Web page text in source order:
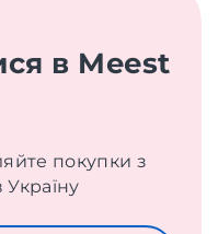
в Meest
покупки з
Україну